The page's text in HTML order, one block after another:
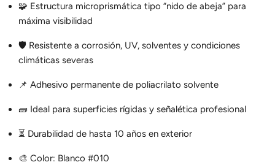
🧩 Estructura microprismática tipo “nido de abeja” para
máxima visibilidad
🛡️ Resistente a corrosión, UV, solventes y condiciones
climáticas severas
📌 Adhesivo permanente de poliacrilato solvente
🧱 Ideal para superficies rígidas y señalética profesional
⏳ Durabilidad de hasta 10 años en exterior
🎨 Color: Blanco #010